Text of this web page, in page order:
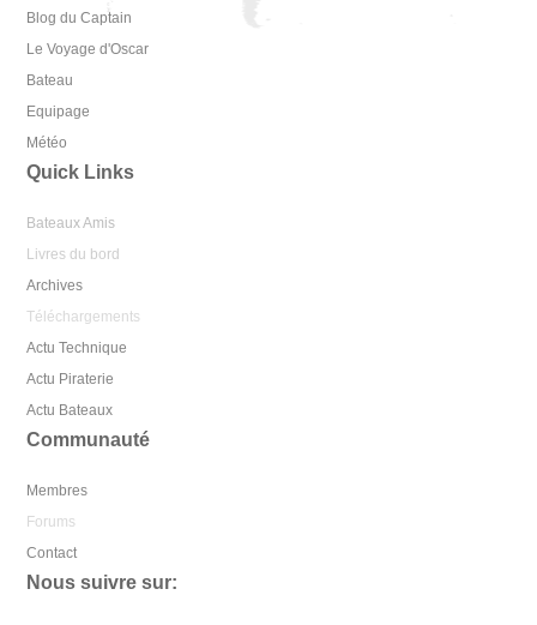
Blog du Captain
Le Voyage d'Oscar
Bateau
Equipage
Météo
Quick Links
Bateaux Amis
Livres du bord
Archives
Téléchargements
Actu Technique
Actu Piraterie
Actu Bateaux
Communauté
Membres
Forums
Contact
Nous suivre sur: